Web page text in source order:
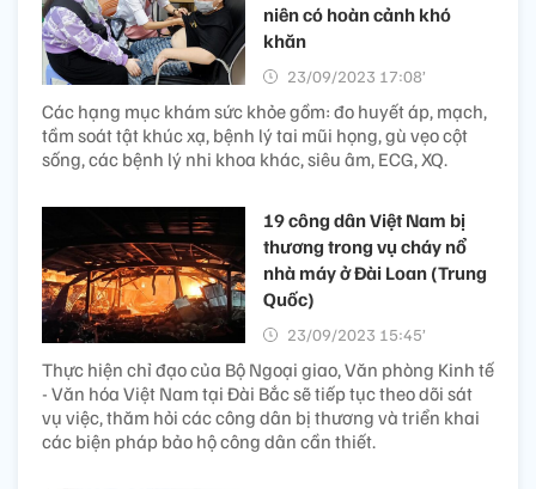
niên có hoàn cảnh khó
khăn
23/09/2023 17:08’
Các hạng mục khám sức khỏe gồm: đo huyết áp, mạch,
tầm soát tật khúc xạ, bệnh lý tai mũi họng, gù vẹo cột
sống, các bệnh lý nhi khoa khác, siêu âm, ECG, XQ.
19 công dân Việt Nam bị
thương trong vụ cháy nổ
nhà máy ở Đài Loan (Trung
Quốc)
23/09/2023 15:45’
Thực hiện chỉ đạo của Bộ Ngoại giao, Văn phòng Kinh tế
- Văn hóa Việt Nam tại Đài Bắc sẽ tiếp tục theo dõi sát
vụ việc, thăm hỏi các công dân bị thương và triển khai
các biện pháp bảo hộ công dân cần thiết.